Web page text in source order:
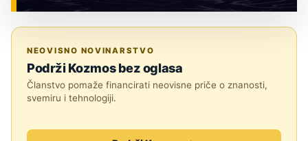
NEOVISNO NOVINARSTVO
Podrži Kozmos bez oglasa
Članstvo pomaže financirati neovisne priče o znanosti,
svemiru i tehnologiji.